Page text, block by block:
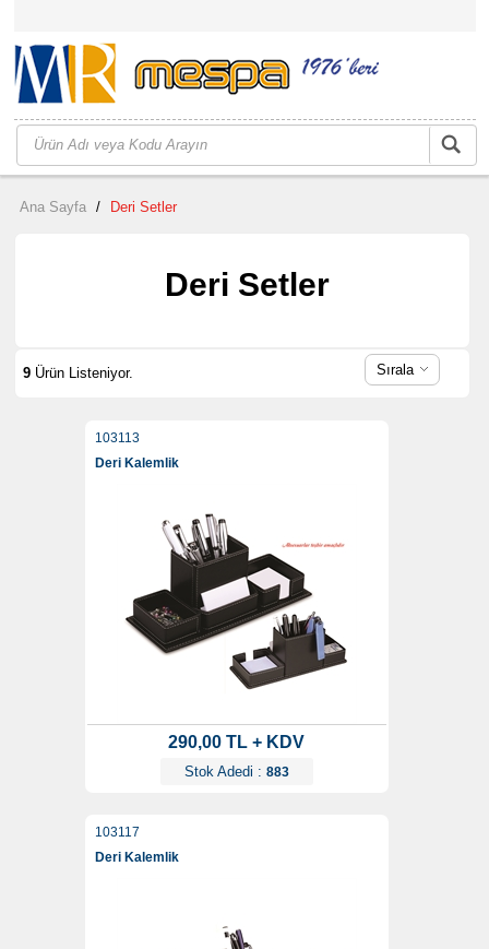
Ana Sayfa / Deri Setler
Deri Setler
9Ürün Listeniyor. Sırala
103113
Deri Kalemlik
290,00 TL + KDV
Stok Adedi : 883
103117
Deri Kalemlik